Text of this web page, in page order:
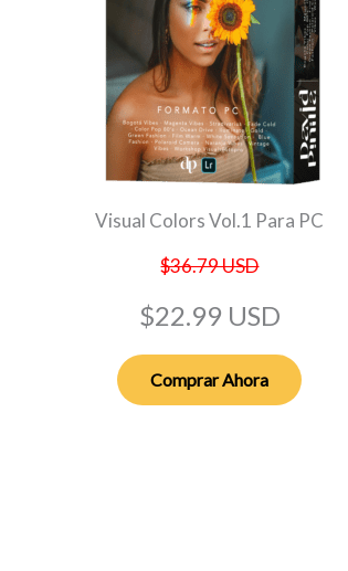
Visual Colors Vol.1 Para PC
$36.79 USD
$22.99 USD
Comprar Ahora